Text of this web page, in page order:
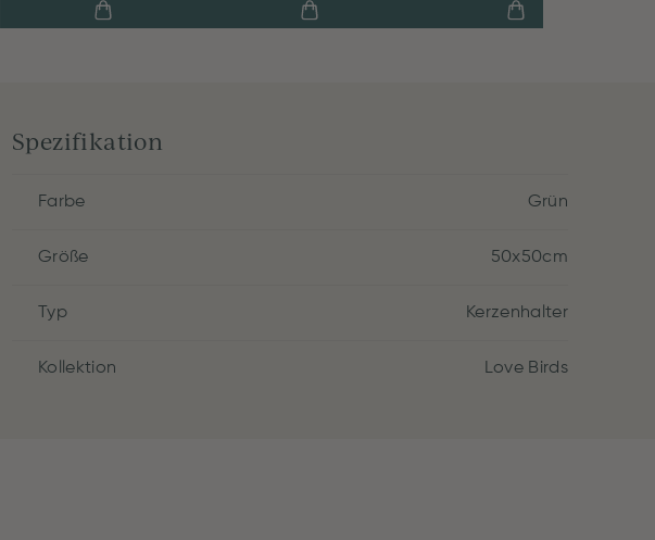
Spezifikation
Farbe Grün
Größe 50x50cm
Typ Kerzenhalter
Kollektion Love Birds